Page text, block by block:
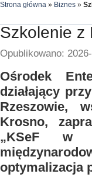
Strona główna » Biznes »
Szkolenie z
Opublikowano:
Ośrodek
działający
Rzeszowie,
Krosno,
„KSeF w
optymalizacja